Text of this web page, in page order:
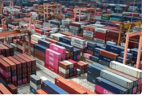
Chủ tịch Hồ Chí Minh.
định: “Chiến thắng 30/4
tự hào của riêng Việt Nam,
toàn cầu về khát vọng tự
Việt Nam là một' của Tổng
tục là ngọn đuốc dẫn đường
trên con đường phát triển